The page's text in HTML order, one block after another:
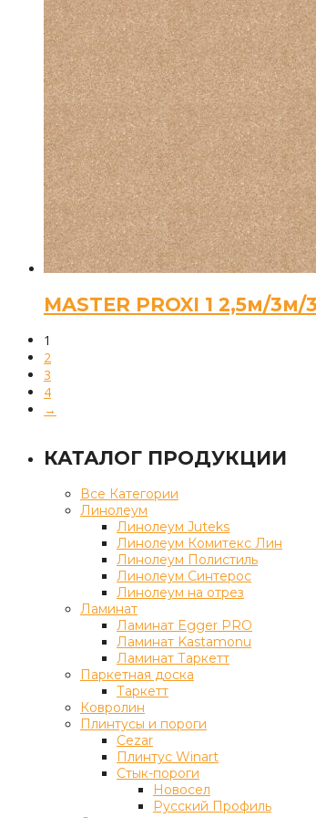
MASTER PROXI 1 2,5м/
1
2
3
4
→
КАТАЛОГ ПРОДУКЦИИ
Все Категории
Линолеум
Линолеум Juteks
Линолеум Комитекс Лин
Линолеум Полистиль
Линолеум Синтерос
Линолеум на отрез
Ламинат
Ламинат Egger PRO
Ламинат Kastamonu
Ламинат Таркетт
Паркетная доска
Таркетт
Ковролин
Плинтусы и пороги
Cezar
Плинтус Winart
Стык-пороги
Новосел
Русский Профиль